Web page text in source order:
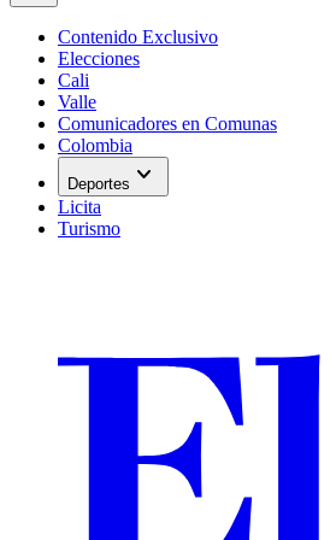
Contenido Exclusivo
Elecciones
Cali
Valle
Comunicadores en Comunas
Colombia
Deportes expand_more
Licita
Turismo